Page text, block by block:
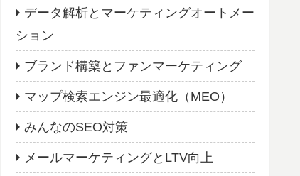
データ解析とマーケティングオートメー
ション
ブランド構築とファンマーケティング
マップ検索エンジン最適化（MEO）
みんなのSEO対策
メールマーケティングとLTV向上